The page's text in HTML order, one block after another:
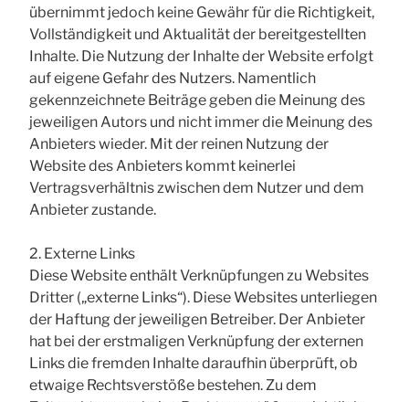
übernimmt jedoch keine Gewähr für die Richtigkeit,
Vollständigkeit und Aktualität der bereitgestellten
Inhalte. Die Nutzung der Inhalte der Website erfolgt
auf eigene Gefahr des Nutzers. Namentlich
gekennzeichnete Beiträge geben die Meinung des
jeweiligen Autors und nicht immer die Meinung des
Anbieters wieder. Mit der reinen Nutzung der
Website des Anbieters kommt keinerlei
Vertragsverhältnis zwischen dem Nutzer und dem
Anbieter zustande.
2. Externe Links
Diese Website enthält Verknüpfungen zu Websites
Dritter („externe Links“). Diese Websites unterliegen
der Haftung der jeweiligen Betreiber. Der Anbieter
hat bei der erstmaligen Verknüpfung der externen
Links die fremden Inhalte daraufhin überprüft, ob
etwaige Rechtsverstöße bestehen. Zu dem